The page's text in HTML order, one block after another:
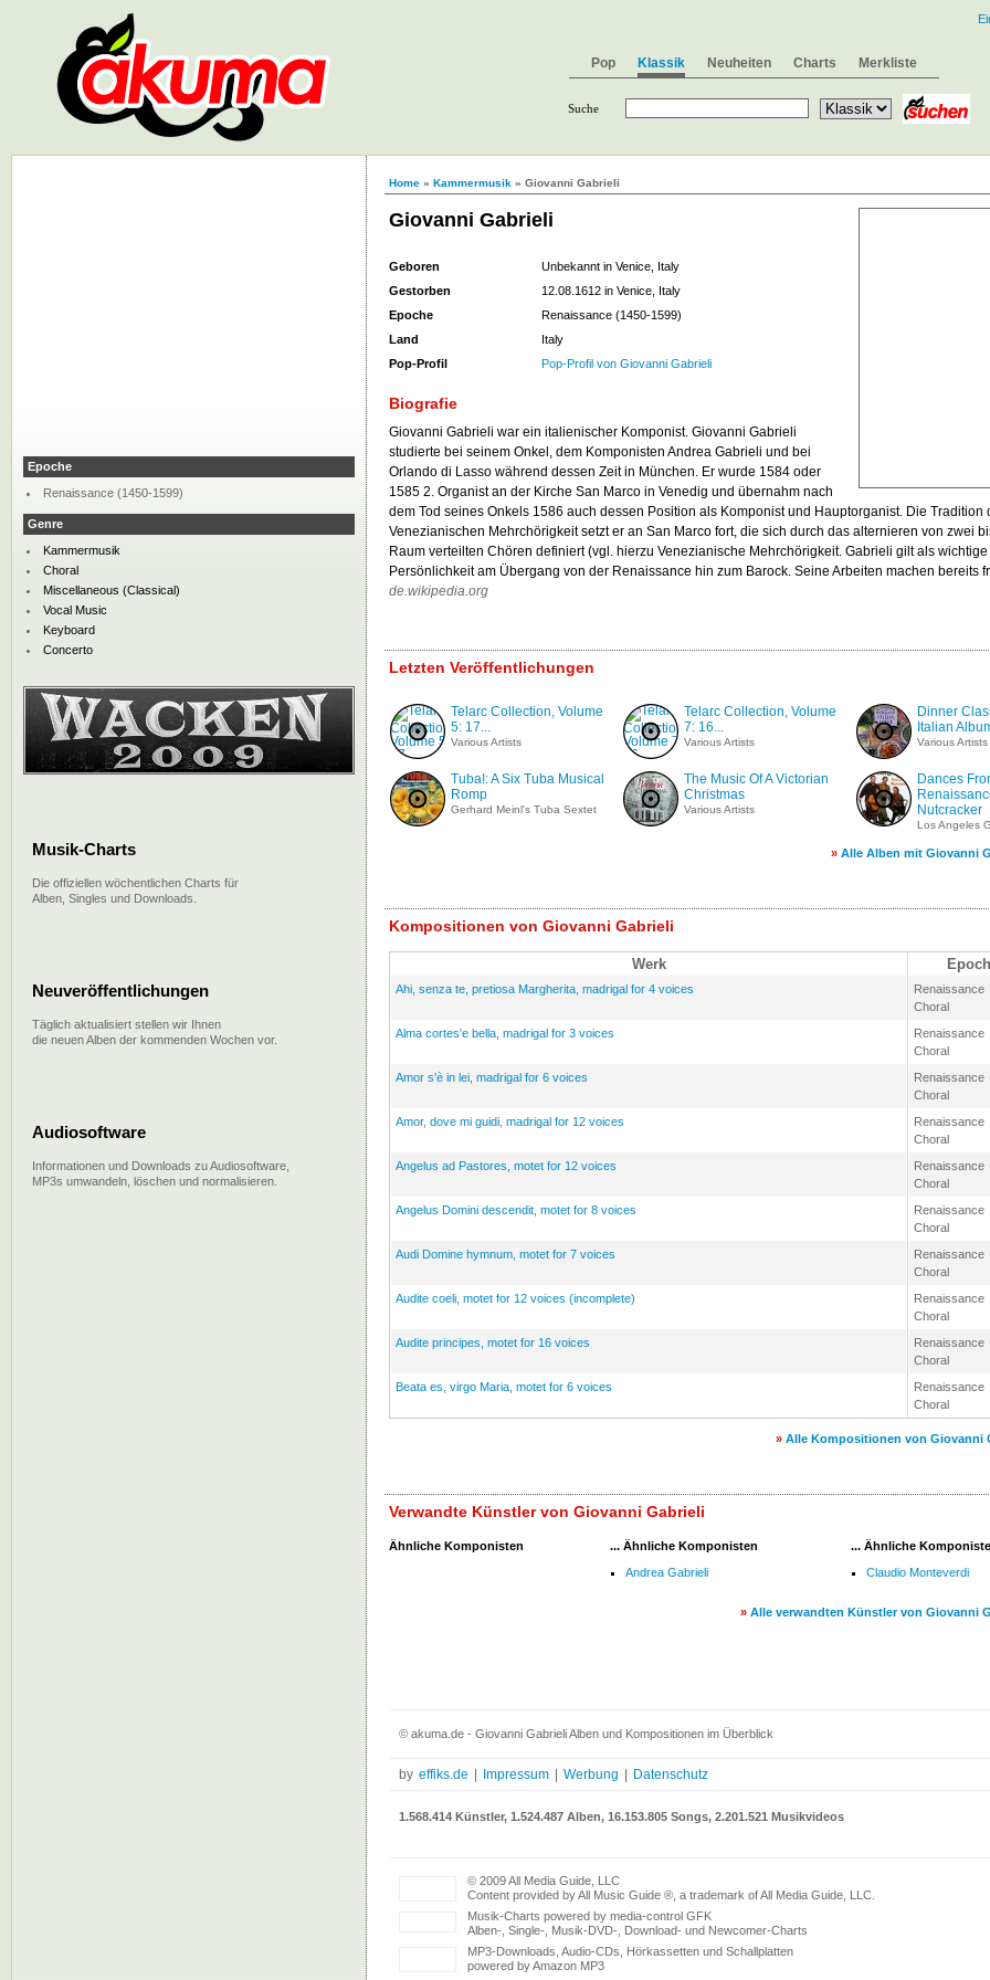
Home » Kammermusik » Giovanni Gabrieli
Giovanni Gabrieli
Geboren
Unbekannt in Venice, Italy
Gestorben
12.08.1612 in Venice, Italy
Epoche
Renaissance (1450-1599)
Land
Italy
Pop-Profil
Pop-Profil von Giovanni Gabrieli
Biografie
Giovanni Gabrieli war ein italienischer Komponist. Giovanni Gabrieli
studierte bei seinem Onkel, dem Komponisten Andrea Gabrieli und bei
Orlando di Lasso während dessen Zeit in München. Er wurde 1584 oder
1585 2. Organist an der Kirche San Marco in Venedig und übernahm nach
dem Tod seines Onkels 1586 auch dessen Position als Komponist und Hauptorganist. Die Tradition
Venezianischen Mehrchörigkeit setzt er an San Marco fort, die sich durch das alternieren von zwei
Raum verteilten Chören definiert (vgl. hierzu Venezianische Mehrchörigkeit. Gabrieli gilt als
Persönlichkeit am Übergang von der Renaissance hin zum Barock. Seine Arbeiten machen bereits
de.wikipedia.org
Letzten Veröffentlichungen
Telarc Collection, Volume
5: 17...
Various Artists
Telarc Collection, Volume
7: 16...
Various Artists
Dinner
Italian
Various Artists
Tuba!: A Six Tuba Musical
Romp
Gerhard Meinl's Tuba Sextet
The Music Of A Victorian
Christmas
Various Artists
Dances
Nutcracker
Los Angeles
» Alle Alben mit Giovanni
Kompositionen von Giovanni Gabrieli
Werk
Ahi, senza te, pretiosa Margherita, madrigal for 4 voices
Renaissance
Choral
Alma cortes'e bella, madrigal for 3 voices
Renaissance
Choral
Amor s'è in lei, madrigal for 6 voices
Renaissance
Choral
Amor, dove mi guidi, madrigal for 12 voices
Renaissance
Choral
Angelus ad Pastores, motet for 12 voices
Renaissance
Choral
Angelus Domini descendit, motet for 8 voices
Renaissance
Choral
Audi Domine hymnum, motet for 7 voices
Renaissance
Choral
Audite coeli, motet for 12 voices (incomplete)
Renaissance
Choral
Audite principes, motet for 16 voices
Renaissance
Choral
Beata es, virgo Maria, motet for 6 voices
Renaissance
Choral
» Alle Kompositionen von Giovanni
Verwandte Künstler von Giovanni Gabrieli
Ähnliche Komponisten
... Ähnliche Komponisten
Andrea Gabrieli
... Ähnliche
Claudio Monteverdi
» Alle verwandten Künstler von Giovanni
Epoche
Renaissance (1450-1599)
Genre
Kammermusik
Choral
Miscellaneous (Classical)
Vocal Music
Keyboard
Concerto
Musik-Charts
Die offiziellen wöchentlichen Charts für
Alben, Singles und Downloads.
Neuveröffentlichungen
Täglich aktualisiert stellen wir Ihnen
die neuen Alben der kommenden Wochen vor.
Audiosoftware
Informationen und Downloads zu Audiosoftware,
MP3s umwandeln, löschen und normalisieren.
© akuma.de - Giovanni Gabrieli Alben und Kompositionen im Überblick
by effiks.de Impressum Werbung Datenschutz
1.568.414 Künstler, 1.524.487 Alben, 16.153.805 Songs, 2.201.521 Musikvideos
© 2009 All Media Guide, LLC
Content provided by All Music Guide ®, a trademark of All Media Guide, LLC.
Musik-Charts powered by media-control GFK
Alben-, Single-, Musik-DVD-, Download- und Newcomer-Charts
MP3-Downloads, Audio-CDs, Hörkassetten und Schallplatten
powered by Amazon MP3
Pop Klassik Neuheiten Charts Merkliste
Suche